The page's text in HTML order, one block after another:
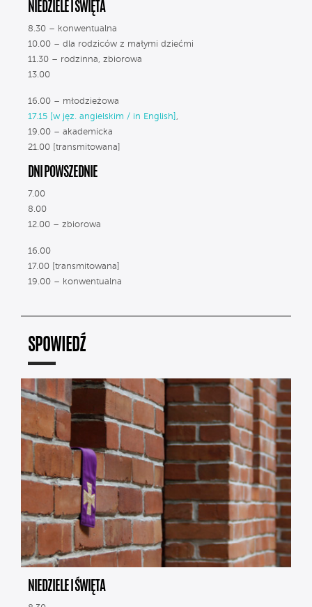
NIEDZIELE I ŚWIĘTA
8.30 – konwentualna
10.00 – dla rodziców z małymi dziećmi
11.30 – rodzinna, zbiorowa
13.00
16.00 – młodzieżowa
17.15 [w jęz. angielskim / in English]
19.00 – akademicka
21.00 [transmitowana]
DNI POWSZEDNIE
7.00
8.00
12.00 – zbiorowa
16.00
17.00 [transmitowana]
19.00 – konwentualna
SPOWIEDŹ
NIEDZIELE I ŚWIĘTA